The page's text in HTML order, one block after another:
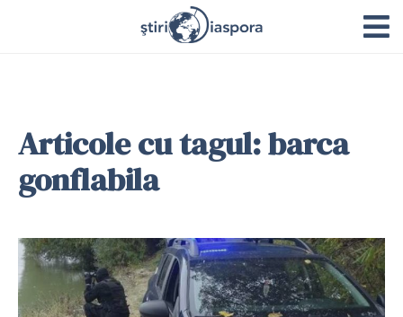
Articole cu tagul: barca
gonflabila